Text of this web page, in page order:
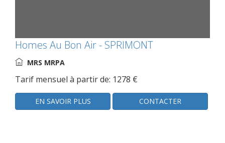
Homes Au Bon Air - SPRIMONT
MRS MRPA
Tarif mensuel à partir de: 1278 €
EN SAVOIR PLUS CONTACTER